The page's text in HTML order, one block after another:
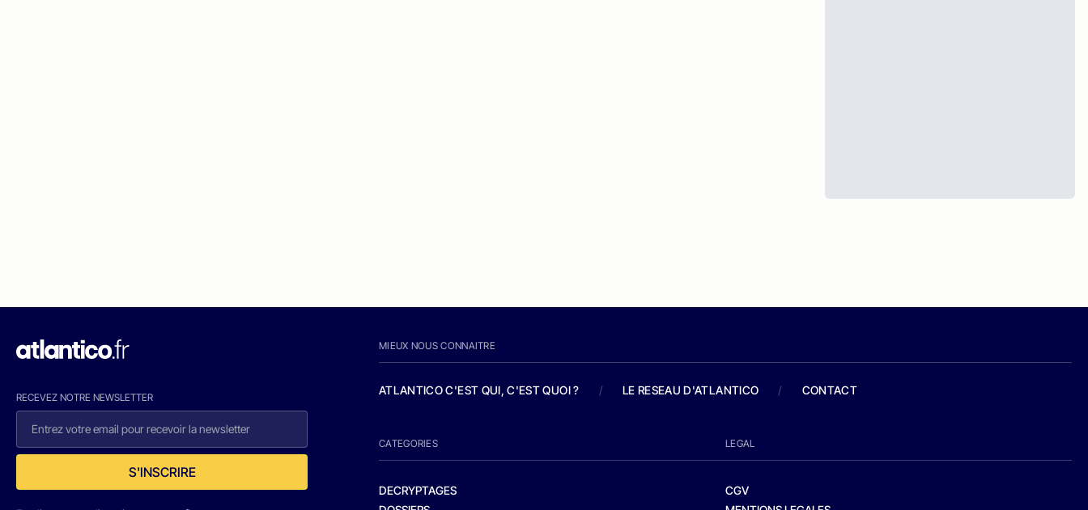
RECEVEZ NOTRE NEWSLETTER
S'INSCRIRE
MIEUX NOUS CONNAITRE
ATLANTICO C'EST QUI, C'EST QUOI ? / LE RESEAU D'ATLANTICO / CONTACT
CATEGORIES
DECRYPTAGES
LEGAL
CGV